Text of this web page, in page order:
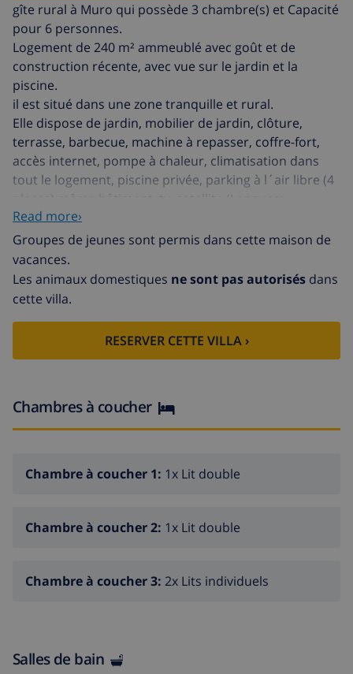
gîte rural à Muro qui possède 3 chambre(s) et Capacité
pour 6 personnes.
Logement de 240 m² ammeublé avec goût et de
construction récente, avec vue sur le jardin et la
piscine.
il est situé dans une zone tranquille et rural.
Elle dispose de jardin, mobilier de jardin, clôture,
terrasse, barbecue, machine à repasser, coffre-fort,
accès internet, pompe à chaleur, climatisation dans
tout le logement, piscine privée, parking à l´air libre (4
places) même bâtiment, tv, satellite (Langues:
Espagnol, Anglais, Allemand), hifi.
La cuisine américaine, de vitrocéramique, est équipée
avec réfrigérateur, micro-ondes, four, congelateur,
lave-linge, lave-vaisselle, vaisselle/couvert,
ustensiles/cuisine, cafetière, grille pain.
Read more›
Groupes de jeunes sont permis dans cette maison de
vacances.
Les animaux domestiques ne sont pas autorisés dans
cette villa.
RESERVER CETTE VILLA ›
Chambres à coucher
Chambre à coucher 1: 1x Lit double
Chambre à coucher 2: 1x Lit double
Chambre à coucher 3: 2x Lits individuels
Salles de bain